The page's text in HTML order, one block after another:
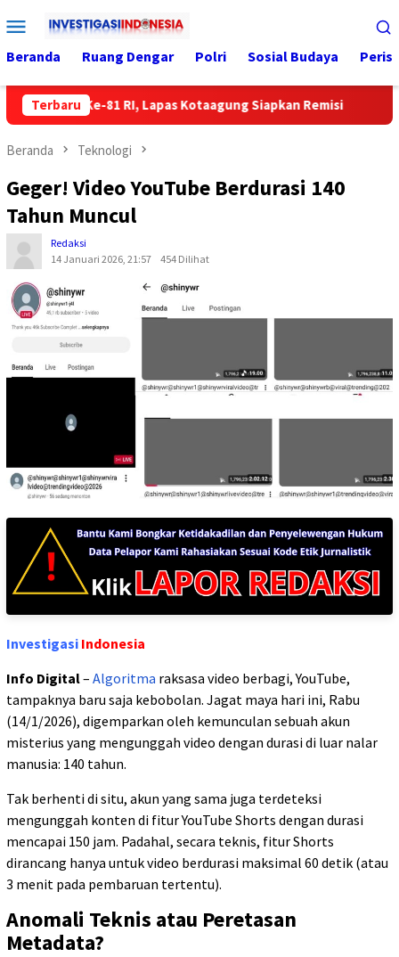
ke
konten
Menu
Mobile
Beranda Ruang Dengar Polri Sosial Budaya
Terbaru
HUT Ke-81 RI, Lapas Kotaagung Siapkan Remisi
Beranda Teknologi
Geger! Video YouTube Berdurasi 140
Tahun Muncul
Redaksi
14 Januari 2026, 21:57
454 Dilihat
Investigasi Indonesia
Info Digital– Algoritma raksasa video berbagi, YouTube,
tampaknya baru saja kebobolan. Jagat maya hari ini, Rabu
(14/1/2026), digemparkan oleh kemunculan sebuah akun
misterius yang mengunggah video dengan durasi di luar nalar
manusia: 140 tahun.
Tak berhenti di situ, akun yang sama juga terdeteksi
mengunggah konten di fitur YouTube Shorts dengan durasi
mencapai 150 jam. Padahal, secara teknis, fitur Shorts
dirancang hanya untuk video berdurasi maksimal 60 detik (atau
3 menit pada pembaruan tertentu).
Anomali Teknis atau Peretasan
Metadata?